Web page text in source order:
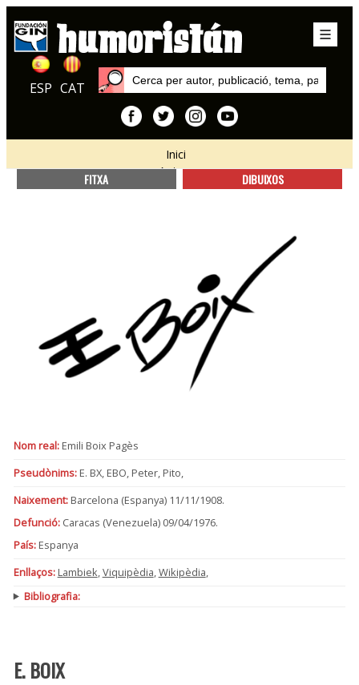
ESP CAT
Inici
Autors
FITXA DIBUIXOS
Nom real:Emili Boix Pagès
Pseudònims:E. BX, EBO, Peter, Pito,
Naixement:Barcelona (Espanya) 11/11/1908.
Defunció:Caracas (Venezuela) 09/04/1976.
País:Espanya
Enllaços: Lambiek Viquipèdia Wikipèdia
Bibliografia:
E. BOIX